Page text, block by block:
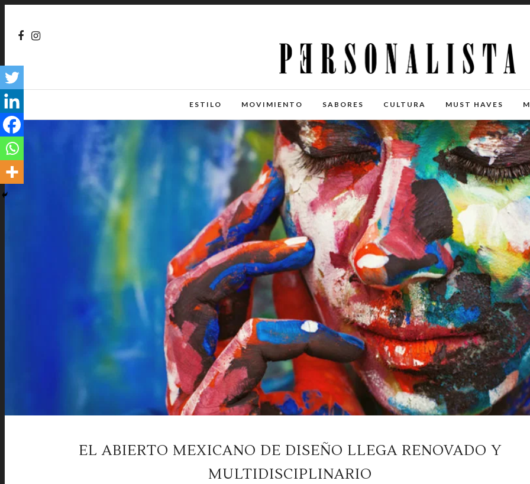
ESTILO MOVIMIENTO SABORES CULTURA MUST HAVES
EL ABIERTO MEXICANO DE DISEÑO LLEGA RENOVADO Y
MULTIDISCIPLINARIO